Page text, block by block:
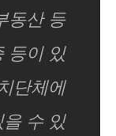
동산 등
등이 있
단체에
수 있